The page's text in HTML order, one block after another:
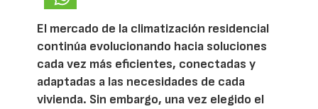
El mercado de la climatización residencial
continúa evolucionando hacia soluciones
cada vez más eficientes, conectadas y
adaptadas a las necesidades de cada
vivienda. Sin embargo, una vez elegido el